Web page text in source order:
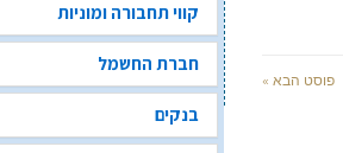
פוסט הבא »
קווי תחבורה ומוניות
חברת החשמל
בנקים